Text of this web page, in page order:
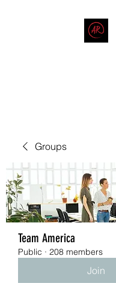
Groups
Team America
Public · 208 members
Join